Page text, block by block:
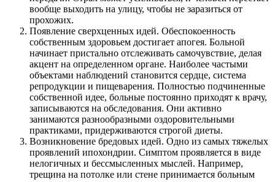
вообще выходить на улицу, чтобы не заразиться от
прохожих.
Появление сверхценных идей. Обеспокоенность
собственным здоровьем достигает апогея. Больной
начинает пристально отслеживать самочувствие, делая
акцент на определенном органе. Наиболее частыми
объектами наблюдений становится сердце, система
репродукции и пищеварения. Полностью подчиненные
собственной идее, больные постоянно приходят к врачу,
записываются на обследования. Они активно
занимаются разнообразными оздоровительными
практиками, придерживаются строгой диеты.
Возникновение бредовых идей. Одно из самых тяжелых
проявлений ипохондрии. Симптом проявляется в виде
нелогичных и бессмысленных мыслей. Например,
трещина на потолке или стене принимается больным